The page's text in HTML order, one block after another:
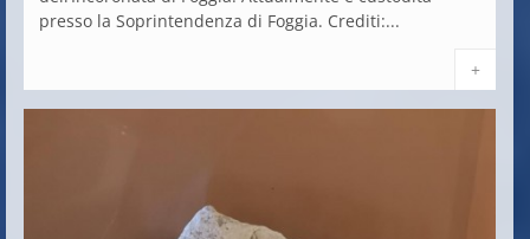
presso la Soprintendenza di Foggia. Crediti:...
+